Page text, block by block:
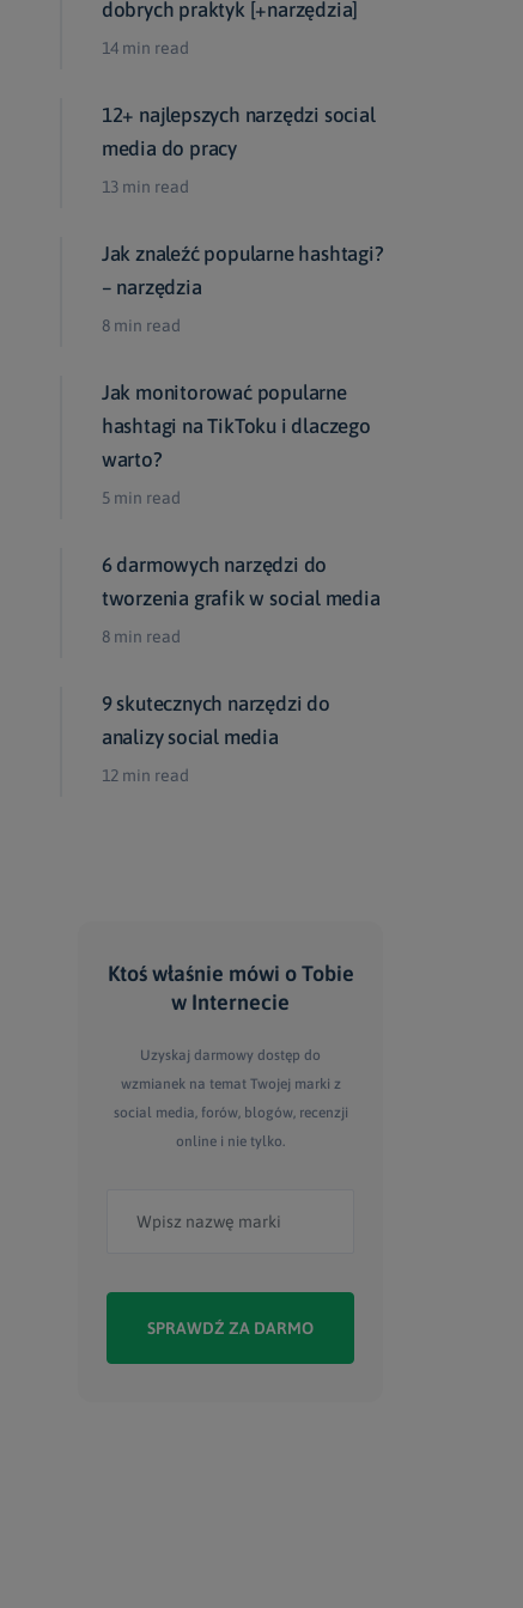
dobrych praktyk [+narzędzia]
14 min read
12+ najlepszych narzędzi social
media do pracy
13 min read
Jak znaleźć popularne hashtagi?
– narzędzia
8 min read
Jak monitorować popularne
hashtagi na TikToku i dlaczego
warto?
5 min read
6 darmowych narzędzi do
tworzenia grafik w social media
8 min read
9 skutecznych narzędzi do
analizy social media
12 min read
Ktoś właśnie mówi o Tobie
w Internecie
Uzyskaj darmowy dostęp do
wzmianek na temat Twojej marki z
social media, forów, blogów, recenzji
online i nie tylko.
SPRAWDŹ ZA DARMO